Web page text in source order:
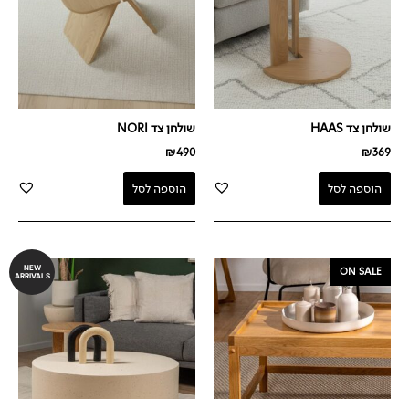
שולחן צד HAAS
₪369
הוספה לסל
שולחן צד NORI
₪490
הוספה לסל
ON SALEהמחיר
המקורי
היה:
₪1,590.
הנוכחי
הוא:
₪990.
NEW
ARRIVALS